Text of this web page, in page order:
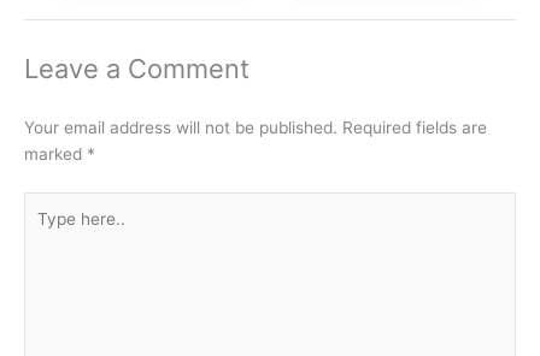
Leave a Comment
Your email address will not be published. Required fields are
marked *
here..